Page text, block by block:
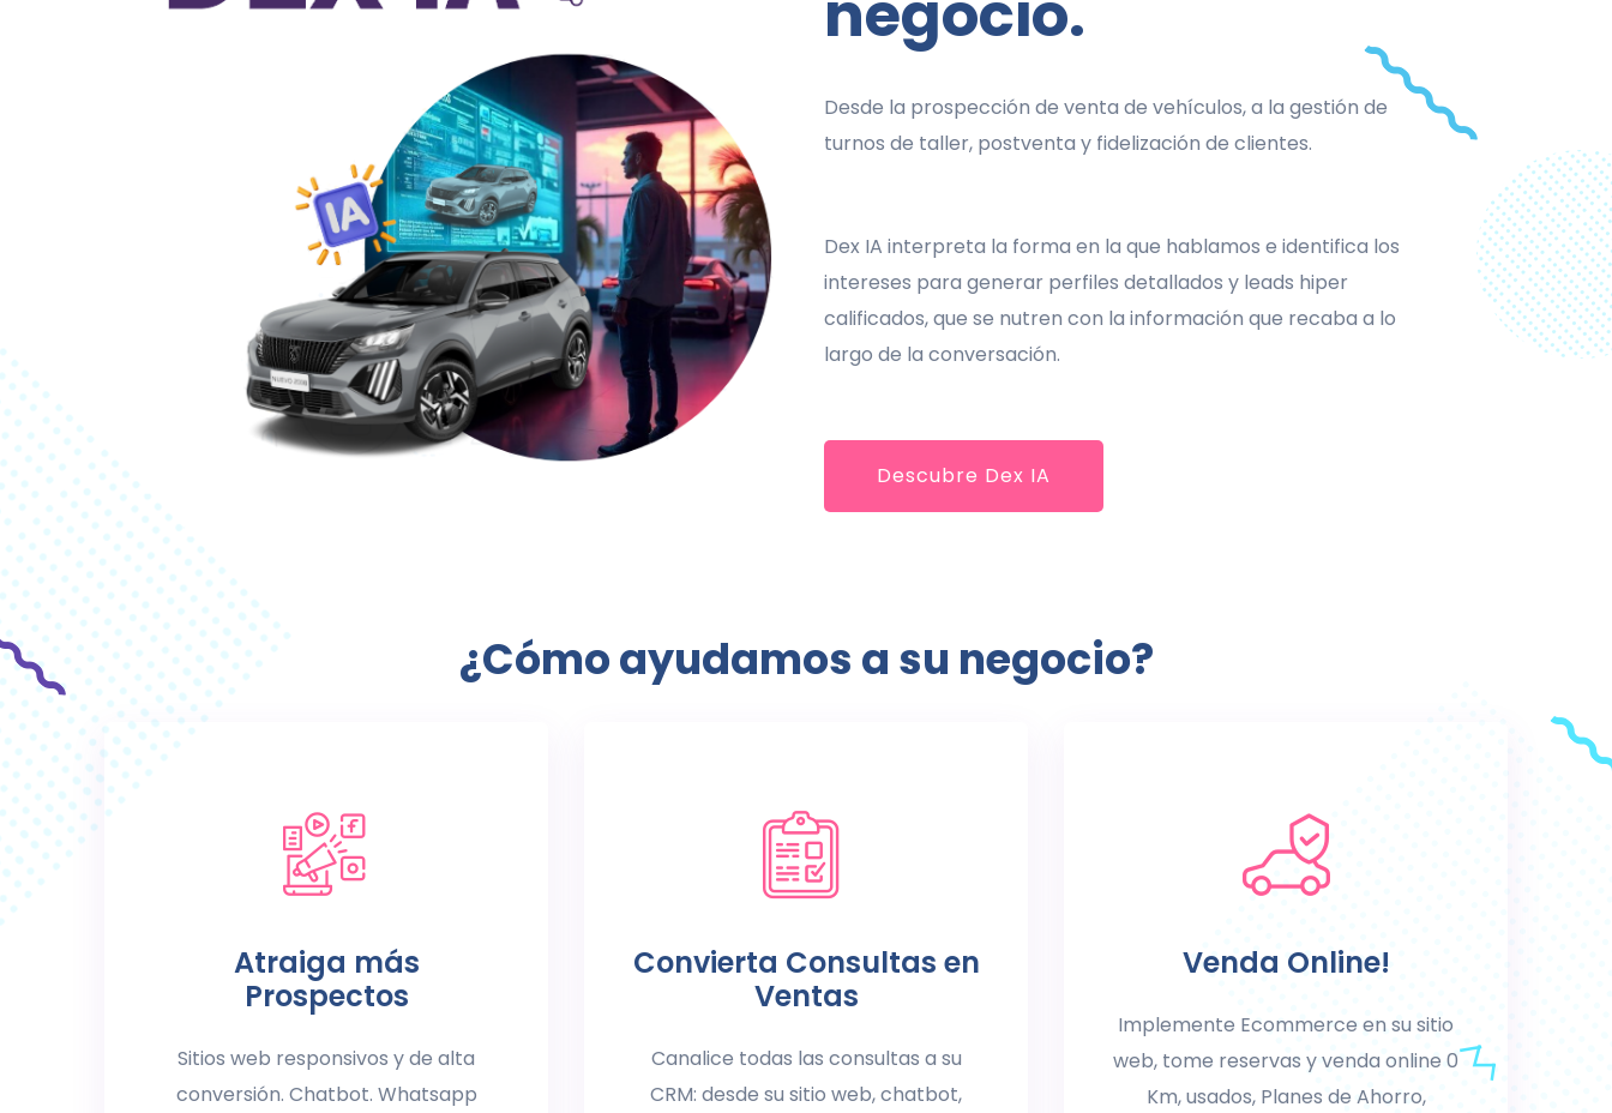
Desde la prospección de venta de vehículos, a la gestión de
turnos de taller, postventa y fidelización de clientes.
Dex IA interpreta la forma en la que hablamos e identifica los
intereses para generar perfiles detallados y leads hiper
calificados, que se nutren con la información que recaba a lo
largo de la conversación.
Descubre Dex IA
¿Cómo ayudamos a su negocio?
Atraiga más
Prospectos
Sitios web responsivos y de alta
conversión. Chatbot. Whatsapp
Convierta Consultas en
Ventas
Canalice todas las consultas a su
CRM: desde su sitio web, chatbot,
Venda Online!
Implemente Ecommerce en su sitio
web, tome reservas y venda online 0
Km, usados, Planes de Ahorro,